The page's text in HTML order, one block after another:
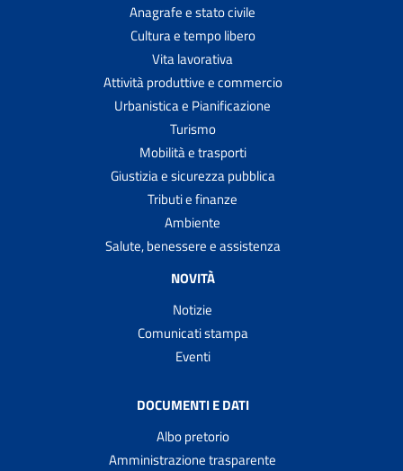
Anagrafe e stato civile
Cultura e tempo libero
Vita lavorativa
Attività produttive e commercio
Urbanistica e Pianificazione
Turismo
Mobilità e trasporti
Giustizia e sicurezza pubblica
Tributi e finanze
Ambiente
Salute, benessere e assistenza
NOVITÀ
Notizie
Comunicati stampa
Eventi
DOCUMENTI E DATI
Albo pretorio
Amministrazione trasparente